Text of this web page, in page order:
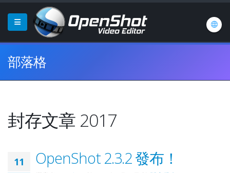
部落格
封存文章 2017
11 OpenShot 2.3.2 發布！